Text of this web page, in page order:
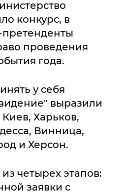
конкурс, в
проведения
года.
у себя
выразили
Киев, Харьков,
Винница,
и Херсон.
четырех этапов:
заявки с